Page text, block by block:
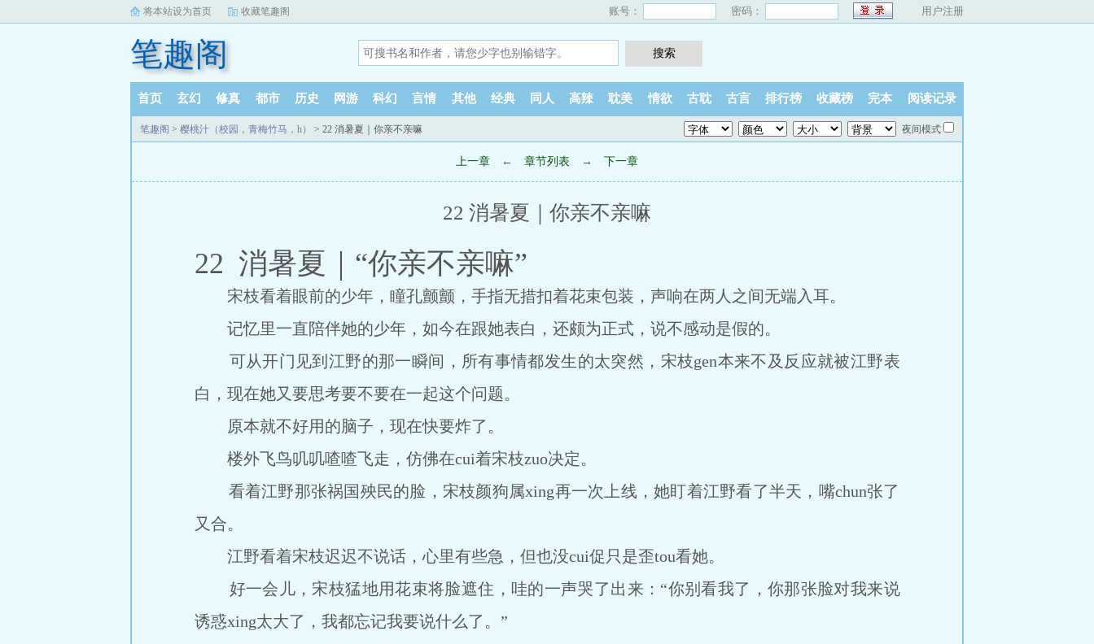
将本站设为首页 收藏笔趣阁 账号： 密码： 用户注册
笔趣阁
首页 玄幻 修真 都市 历史 网游 科幻 言情 其他 经典 同人 高辣 耽美 情欲 古耽 古言 排行榜 收藏榜 完本 阅读记录
笔趣阁 > 樱桃汁（校园，青梅竹马，h） > 22 消暑夏｜你亲不亲嘛 夜间模式
上一章 ← 章节列表 → 下一章
22 消暑夏｜你亲不亲嘛
22 消暑夏｜“你亲不亲嘛”
宋枝看着眼前的少年，瞳孔颤颤，手指无措扣着花束包装，声响在两人之间无端入耳。
记忆里一直陪伴她的少年，如今在跟她表白，还颇为正式，说不感动是假的。
可从开门见到江野的那一瞬间，所有事情都发生的太突然，宋枝gen本来不及反应就被江野表
白，现在她又要思考要不要在一起这个问题。
原本就不好用的脑子，现在快要炸了。
楼外飞鸟叽叽喳喳飞走，仿佛在cui着宋枝zuo决定。
看着江野那张祸国殃民的脸，宋枝颜狗属xing再一次上线，她盯着江野看了半天，嘴chun张了
又合。
江野看着宋枝迟迟不说话，心里有些急，但也没cui促只是歪tou看她。
好一会儿，宋枝猛地用花束将脸遮住，哇的一声哭了出来：“你别看我了，你那张脸对我来说
诱惑xing太大了，我都忘记我要说什么了。”